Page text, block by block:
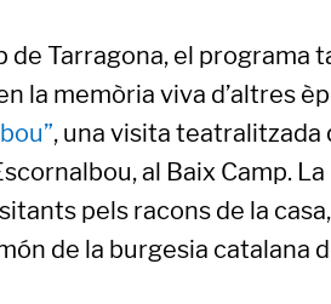
de Tarragona, el programa
la memòria viva d’altres
, una visita teatralitzada
al Baix Camp.
pels racons de la
de la burgesia catalana